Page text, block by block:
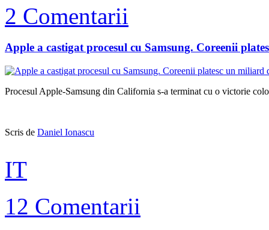
2 Comentarii
Apple a castigat procesul cu Samsung. Coreenii
Procesul Apple-Samsung din California s-a terminat cu o victorie
Scris de Daniel Ionascu
IT
12 Comentarii